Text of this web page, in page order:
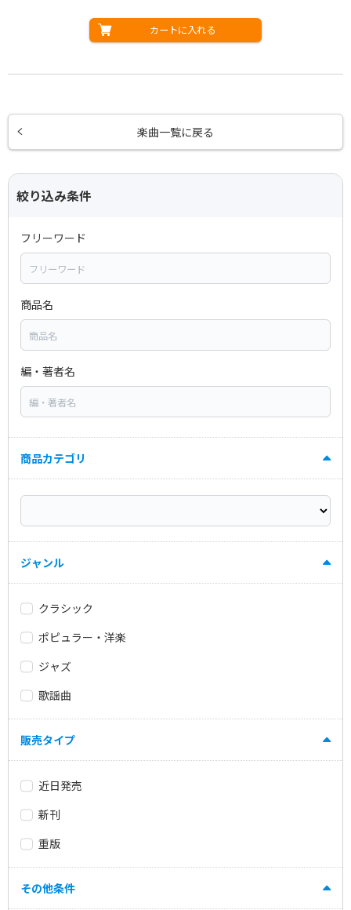
カートに入れる
楽曲一覧に戻る
絞り込み条件
フリーワード
商品名
編・著者名
商品カテゴリ
ジャンル
クラシック
ポピュラー・洋楽
ジャズ
歌謡曲
販売タイプ
近日発売
新刊
重版
その他条件